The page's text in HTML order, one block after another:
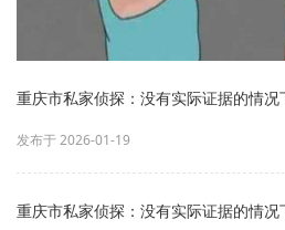
重庆市私家侦探：没有实际证据的情况
发布于 2026-01-19
重庆市私家侦探：没有实际证据的情况